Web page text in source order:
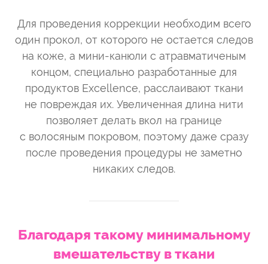
Для проведения коррекции необходим всего
один прокол, от которого не остается следов
на коже, а мини-канюли с атравматиченым
концом, специально разработанные для
продуктов Excellence, расслаивают ткани
не повреждая их. Увеличенная длина нити
позволяет делать вкол на границе
с волосяным покровом, поэтому даже сразу
после проведения процедуры не заметно
никаких следов.
Благодаря такому минимальному
вмешательству в ткани